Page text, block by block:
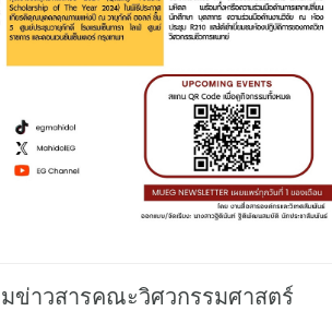
ข่าวสารคณะวิศวกรรมศาสตร์